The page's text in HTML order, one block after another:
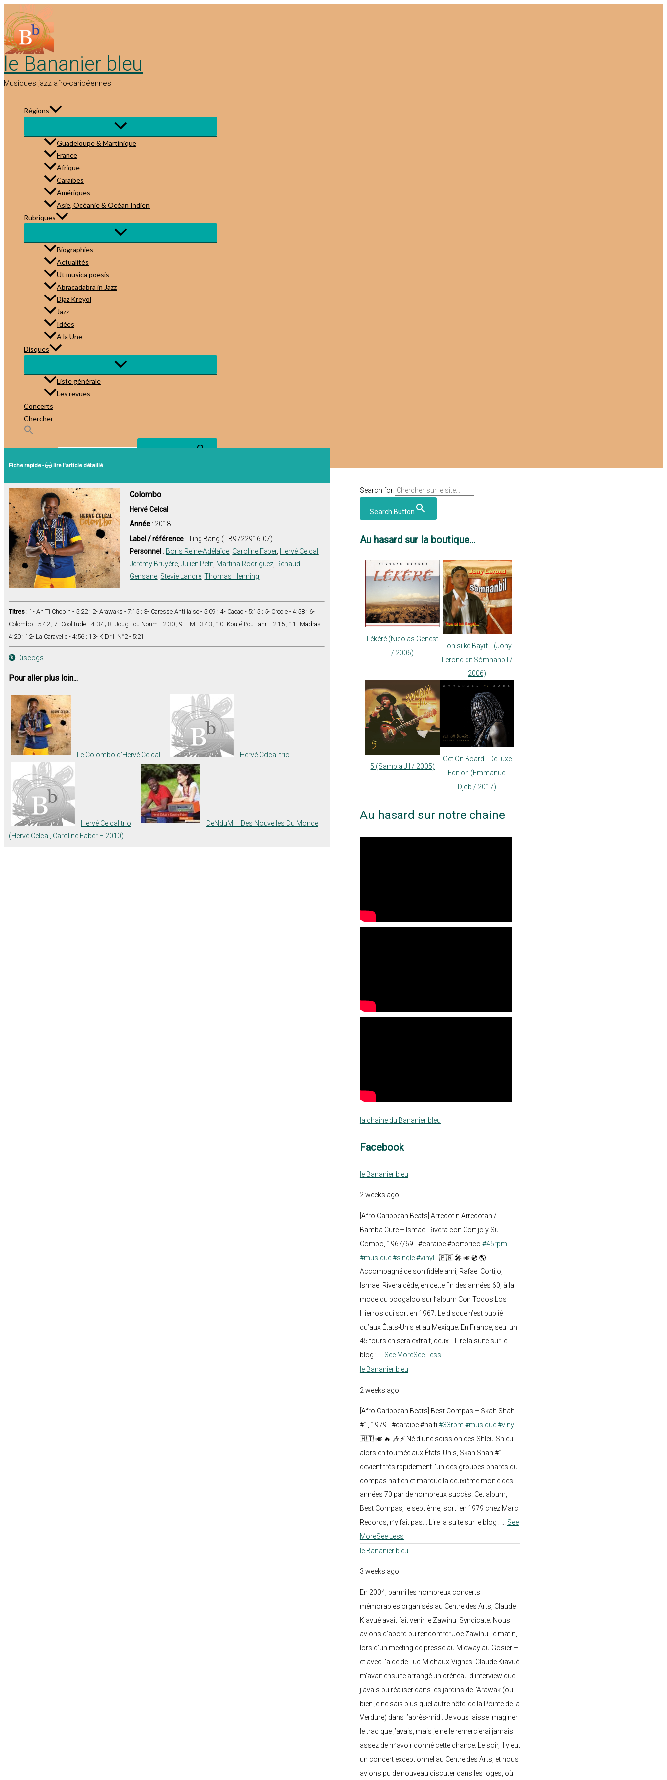
au
contenu
le Bananier bleu
Musiques jazz afro-caribéennes
Régions
Guadeloupe & Martinique
France
Afrique
Caraïbes
Amériques
Asie, Océanie & Océan Indien
Rubriques
Biographies
Actualités
Ut musica poesis
Abracadabra in Jazz
Djaz Kreyol
Jazz
Idées
A la Une
Disques
Liste générale
Les revues
Concerts
Chercher
Search Button
Fiche rapide- lire l'article détaillé
Colombo
Hervé Celcal
Année : 2018
Label / référence : Ting Bang (TB9722916-07)
Personnel : Boris Reine-Adélaïde Caroline Faber, Hervé Celcal
Jérémy Bruyère ,Julien Petit Martina Rodriguez Renaud
Gensane Stevie Landre ,Thomas Henning
Titres : 1- An Ti Chopin - 5:22 ; 2- Arawaks - 7:15 ; 3- Caresse Antillaise - 5:09 ; 4- Cacao - 5:15 ; 5- Creole - 4:58 ; 6-
Colombo - 5:42 ; 7- Coolitude - 4:37 ; 8- Joug Pou Nonm - 2:30 ; 9- FM - 3:43 ; 10- Kouté Pou Tann - 2:15 ; 11- Madras -
4:20 ; 12- La Caravelle - 4:56 ; 13- K'Drill N°2 - 5:21
Discogs
Pour aller plus loin...
Le Colombo d’Hervé Celcal Hervé Celcal trio
Hervé Celcal trio
DeNduM – Des Nouvelles Du Monde
(Hervé Celcal, Caroline Faber – 2010)
Search for:
Search Button
Au hasard sur la boutique...
Lékéré (Nicolas Genest
/ 2006)
Ton si ké Bayif... (Jony
Lerond dit Sòmnanbil /
2006)
5 (Sambia Jil / 2005)
Get On Board - DeLuxe
Edition (Emmanuel
Djob / 2017)
Au hasard sur notre chaine
la chaine du Bananier bleu
Facebook
le Bananier bleu
2 weeks ago
[Afro Caribbean Beats] Arrecotin Arrecotan /
Bamba Cure – Ismael Rivera con Cortijo y Su
Combo, 1967/69 - #caraïbe #portorico #45rpm
#musique#single#vinyl - 🇵🇷 🎤 🎺 💿 🌎
Accompagné de son fidèle ami, Rafael Cortijo,
Ismael Rivera cède, en cette fin des années 60, à la
mode du boogaloo sur l’album Con Todos Los
Hierros qui sort en 1967. Le disque n’est publié
qu’aux États-Unis et au Mexique. En France, seul un
45 tours en sera extrait, deux... Lire la suite sur le
blog :
See MoreSee Less
le Bananier bleu
2 weeks ago
[Afro Caribbean Beats] Best Compas – Skah Shah
#1, 1979 - #caraïbe #haïti #33rpm #musique#vinyl -
🇭🇹 🎺 🔥 🎶 ⚡ Né d’une scission des Shleu-Shleu
alors en tournée aux États-Unis, Skah Shah #1
devient très rapidement l’un des groupes phares du
compas haïtien et marque la deuxième moitié des
années 70 par de nombreux succès. Cet album,
Best Compas, le septième, sorti en 1979 chez Marc
Records, n’y fait pas... Lire la suite sur le blog :
See
MoreSee Less
le Bananier bleu
3 weeks ago
En 2004, parmi les nombreux concerts
mémorables organisés au Centre des Arts, Claude
Kiavué avait fait venir le Zawinul Syndicate. Nous
avions d’abord pu rencontrer Joe Zawinul le matin,
lors d’un meeting de presse au Midway au Gosier –
et avec l’aide de Luc Michaux-Vignes. Claude Kiavué
m’avait ensuite arrangé un créneau d’interview que
j’avais pu réaliser dans les jardins de l’Arawak (ou
bien je ne sais plus quel autre hôtel de la Pointe de la
Verdure) dans l’après-midi. Je vous laisse imaginer
le trac que j’avais, mais je ne le remercierai jamais
assez de m’avoir donné cette chance. Le soir, il y eut
un concert exceptionnel au Centre des Arts, et nous
avions pu de nouveau discuter dans les loges, où